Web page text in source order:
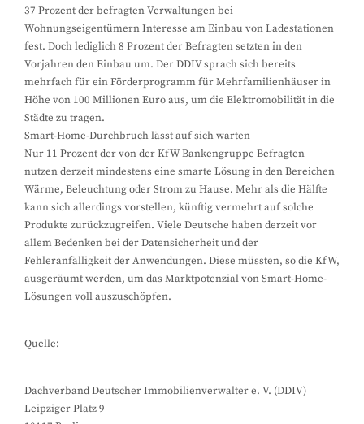
37 Prozent der befragten Verwaltungen bei
Wohnungseigentümern Interesse am Einbau von Ladestationen
fest. Doch lediglich 8 Prozent der Befragten setzten in den
Vorjahren den Einbau um. Der DDIV sprach sich bereits
mehrfach für ein Förderprogramm für Mehrfamilienhäuser in
Höhe von 100 Millionen Euro aus, um die Elektromobilität in die
Städte zu tragen.
Smart-Home-Durchbruch lässt auf sich warten
Nur 11 Prozent der von der KfW Bankengruppe Befragten
nutzen derzeit mindestens eine smarte Lösung in den Bereichen
Wärme, Beleuchtung oder Strom zu Hause. Mehr als die Hälfte
kann sich allerdings vorstellen, künftig vermehrt auf solche
Produkte zurückzugreifen. Viele Deutsche haben derzeit vor
allem Bedenken bei der Datensicherheit und der
Fehleranfälligkeit der Anwendungen. Diese müssten, so die KfW,
ausgeräumt werden, um das Marktpotenzial von Smart-Home-
Lösungen voll auszuschöpfen.
Quelle:
Dachverband Deutscher Immobilienverwalter e. V. (DDIV)
Leipziger Platz 9